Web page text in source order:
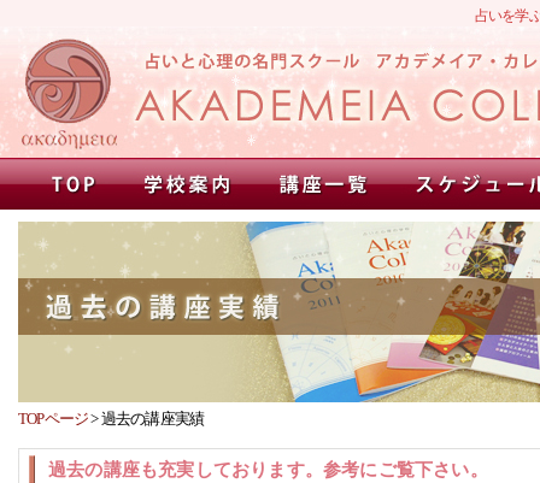
占いを学
TOPページ>過去の講座実績
過去の講座も充実しております。参考にご覧下さい。